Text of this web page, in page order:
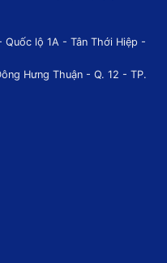
Quốc lộ 1A - Tân Thới Hiệp -
Hưng Thuận - Q. 12 - TP.